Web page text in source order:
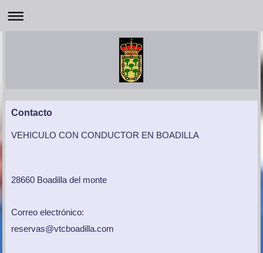
Contacto
VEHICULO CON CONDUCTOR EN BOADILLA
28660 Boadilla del monte
Correo electrónico:
reservas@vtcboadilla.com